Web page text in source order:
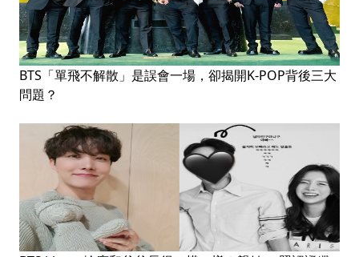
BTS「單飛不解散」是誤會一場，卻揭開K-POP背後三大
問題？